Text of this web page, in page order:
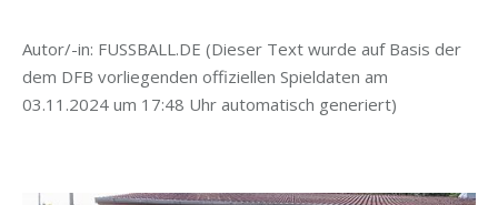
Autor/-in: FUSSBALL.DE (Dieser Text wurde auf Basis der
dem DFB vorliegenden offiziellen Spieldaten am
03.11.2024 um 17:48 Uhr automatisch generiert)